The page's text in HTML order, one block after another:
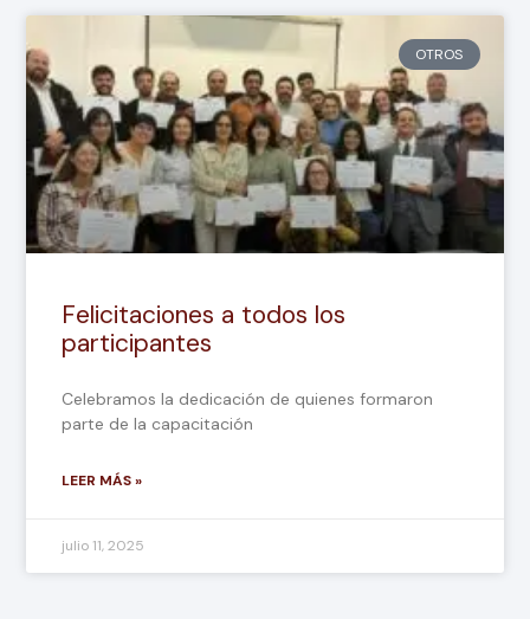
OTROS
Felicitaciones a todos los
participantes
Celebramos la dedicación de quienes formaron
parte de la capacitación
LEER MÁS »
julio 11, 2025